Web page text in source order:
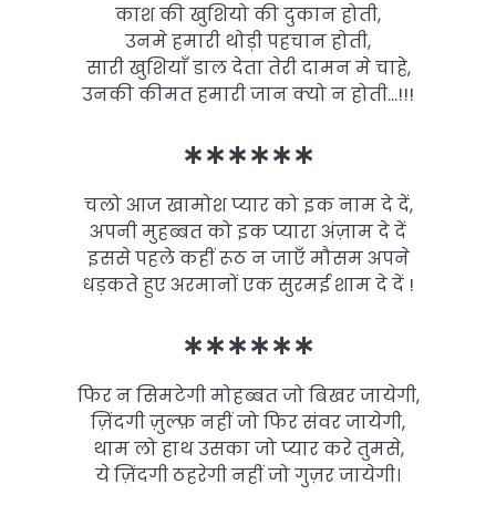
काश की खुशियो की दुकान होती,
उनमे हमारी थोड़ी पहचान होती,
सारी खुशियाँ डाल देता तेरी दामन मे चाहे,
उनकी कीमत हमारी जान क्यो न होती…!!!
∗∗∗∗∗∗
चलो आज खामोश प्यार को इक नाम दे दें,
अपनी मुहब्बत को इक प्यारा अंज़ाम दे दें
इससे पहले कहीं रूठ न जाएँ मौसम अपने
धड़कते हुए अरमानों एक सुरमई शाम दे दें !
∗∗∗∗∗∗
फिर न सिमटेगी मोहब्बत जो बिखर जायेगी,
ज़िंदगी ज़ुल्फ़ नहीं जो फिर संवर जायेगी,
थाम लो हाथ उसका जो प्यार करे तुमसे,
ये ज़िंदगी ठहरेगी नहीं जो गुज़र जायेगी।